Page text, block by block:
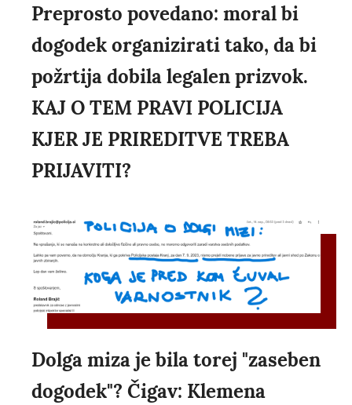
Preprosto povedano: moral bi
dogodek organizirati tako, da bi
požrtija dobila legalen prizvok.
KAJ O TEM PRAVI POLICIJA
KJER JE PRIREDITVE TREBA
PRIJAVITI?
Dolga miza je bila torej "zaseben
dogodek"? Čigav: Klemena